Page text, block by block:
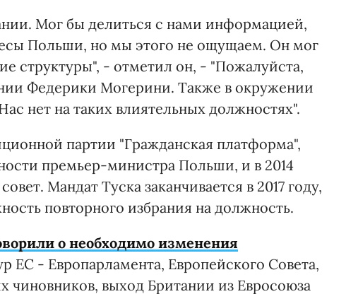
Мог бы делиться с нами информацией,
Польши, но мы этого не ощущаем. Он мог
структуры", - отметил он, - "Пожалуйста,
Федерики Могерини. Также в окружении
нет на таких влиятельных должностях".
партии "Гражданская платформа",
премьер-министра Польши, и в 2014
Мандат Туска заканчивается в 2017 году,
повторного избрания на должность.
о необходимо изменения
ЕС - Европарламента, Европейского Совета,
выход Британии из Евросоюза